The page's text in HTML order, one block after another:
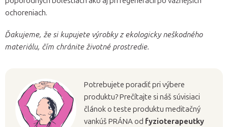
ochoreniach.
Ďakujeme, že si kupujete výrobky z ekologicky neškodného
materiálu, čím chránite životné prostredie.
Potrebujete poradiť pri výbere
produktu? Prečítajte si náš súvisiaci
článok o teste produktu meditačný
vankúš PRÁNA od fyzioterapeutky